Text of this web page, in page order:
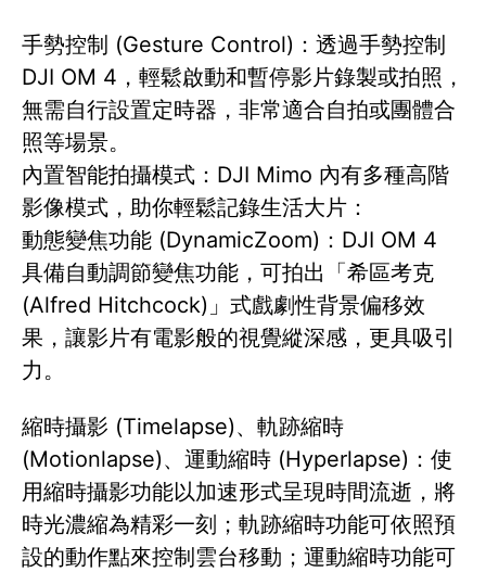
手勢控制 (Gesture Control)：透過手勢控制
DJI OM 4，輕鬆啟動和暫停影片錄製或拍照，
無需自行設置定時器，非常適合自拍或團體合
照等場景。
內置智能拍攝模式：DJI Mimo 內有多種高階
影像模式，助你輕鬆記錄生活大片：
動態變焦功能 (DynamicZoom)：DJI OM 4
具備自動調節變焦功能，可拍出「希區考克
(Alfred Hitchcock)」式戲劇性背景偏移效
果，讓影片有電影般的視覺縱深感，更具吸引
力。
縮時攝影 (Timelapse)、軌跡縮時
(Motionlapse)、運動縮時 (Hyperlapse)：使
用縮時攝影功能以加速形式呈現時間流逝，將
時光濃縮為精彩一刻；軌跡縮時功能可依照預
設的動作點來控制雲台移動；運動縮時功能可